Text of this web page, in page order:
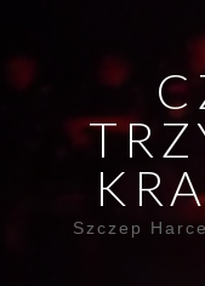
Szczep